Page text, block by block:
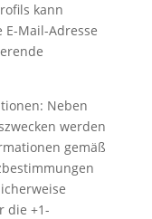
kann
Mail-Adresse
Neben
werden
gemäß
die +1-